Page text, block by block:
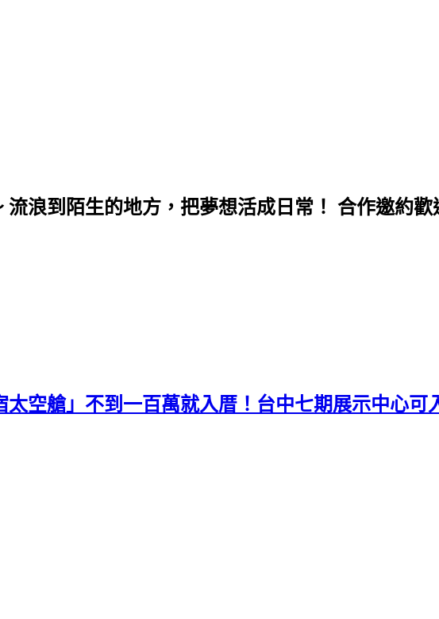
浪到陌生的地方，把夢想活成日常！ 合作邀約歡
空艙」不到一百萬就入厝！台中七期展示中心可